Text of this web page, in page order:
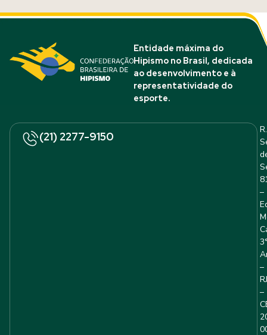
Entidade máxima do
Hipismo no Brasil, dedicada
ao desenvolvimento e à
representatividade do
esporte.
(21) 2277-9150
R.
–
–
RJ
–